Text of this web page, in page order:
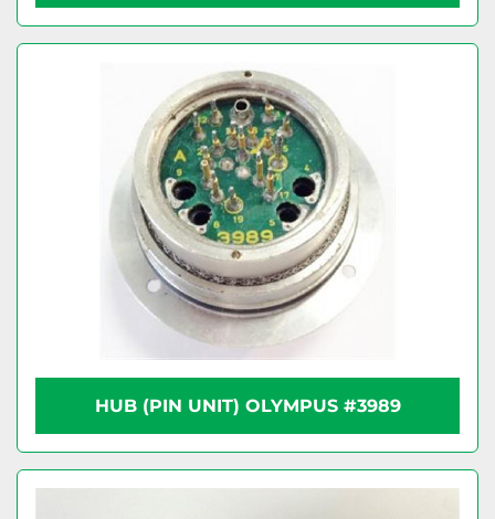
HUB (PIN UNIT) OLYMPUS #3989